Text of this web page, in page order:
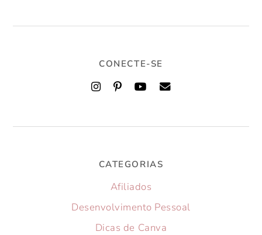
CONECTE-SE
CATEGORIAS
Afiliados
Desenvolvimento Pessoal
Dicas de Canva